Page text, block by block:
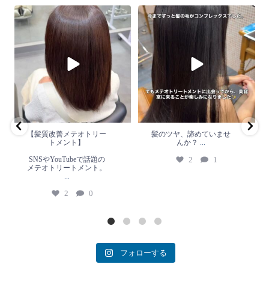
【髪質改善メテオトリートメン
ト】
SNSやYouTubeで話題のメテオト
リートメント。
2 0
【髪質改善メテオトリー
トメント】
SNSやYouTubeで話題の
メテオトリートメント。
...
2 0
髪のツヤ、諦めていません
1
髪のツヤ、諦めていませ
んか？ ...
2 1
フォローする